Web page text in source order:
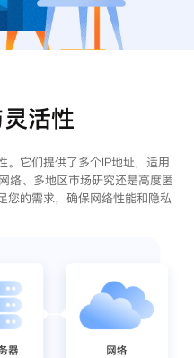
活性
。它们提供了多个IP地址，适用
络、多地区市场研究还是高度匿
您的需求，确保网络性能和隐私